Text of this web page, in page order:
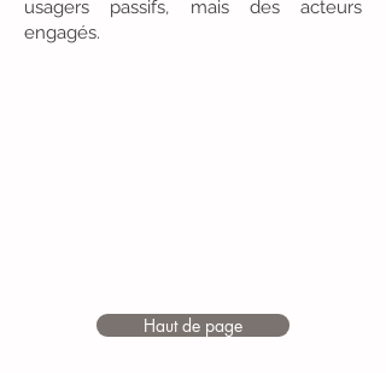
usagers passifs, mais des acteurs
engagés.
Haut de page